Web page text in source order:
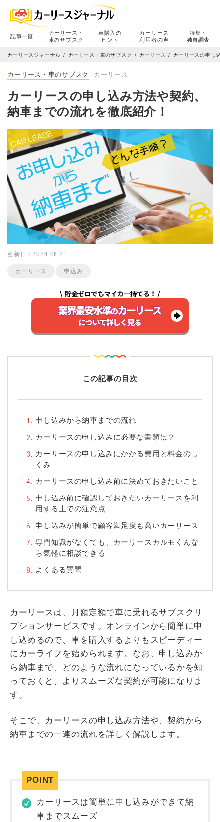
記事一覧
カーリース・
車のサブスク
車購入の
ヒント
カーリース
利用者の声
特集・
独自調査
カーリースジャーナル カーリース・車のサブスク カーリース カーリースの申し
カーリース・車のサブスク カーリース
カーリースの申し込み方法や契約、
納車までの流れを徹底紹介！
更新日：2024.08.21
カーリース 申込み
この記事の目次
申し込みから納車までの流れ
カーリースの申し込みに必要な書類は？
カーリースの申し込みにかかる費用と料金のし
くみ
カーリースの申し込み前に決めておきたいこと
申し込み前に確認しておきたいカーリースを利
用する上での注意点
申し込みが簡単で顧客満足度も高いカーリース
専門知識がなくても、カーリースカルモくんな
ら気軽に相談できる
よくある質問
カーリースは、月額定額で車に乗れるサブスクリ
プションサービスです。オンラインから簡単に申
し込めるので、車を購入するよりもスピーディー
にカーライフを始められます。なお、申し込みか
ら納車まで、どのような流れになっているかを知
っておくと、よりスムーズな契約が可能になりま
す。
そこで、カーリースの申し込み方法や、契約から
納車までの一連の流れを詳しく解説します。
カーリースは簡単に申し込みができて納
車までスムーズ